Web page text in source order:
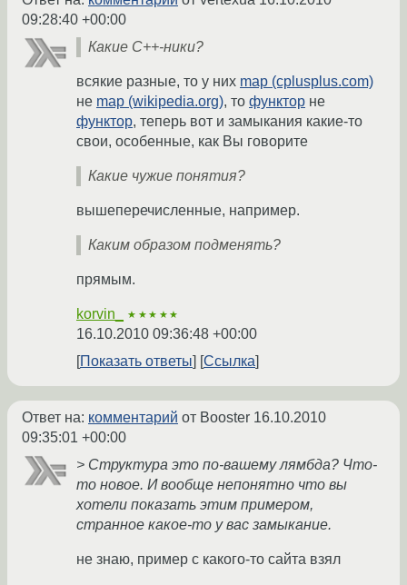
09:28:40 +00:00
Какие С++-ники?
всякие разные, то у них map (cplusplus.com)
не map (wikipedia.org), то функтор не
функтор, теперь вот и замыкания какие-то
свои, особенные, как Вы говорите
Какие чужие понятия?
вышеперечисленные, например.
Каким образом подменять?
прямым.
korvin_ ★★★★★
16.10.2010 09:36:48 +00:00
Показать ответы
Ссылка
Ответ на: комментарий от Booster 16.10.2010
09:35:01 +00:00
> Структура это по-вашему лямбда? Что-
то новое. И вообще непонятно что вы
хотели показать этим примером,
странное какое-то у вас замыкание.
не знаю, пример с какого-то сайта взял